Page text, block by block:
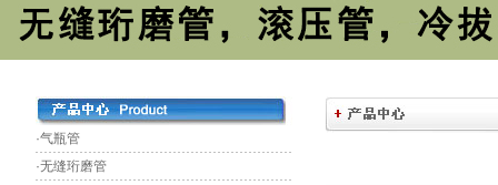
·气瓶管
·无缝珩磨管